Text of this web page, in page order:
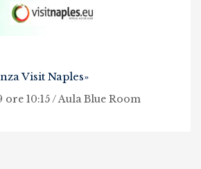
Visit Naples»
ore 10:15 / Aula Blue Room